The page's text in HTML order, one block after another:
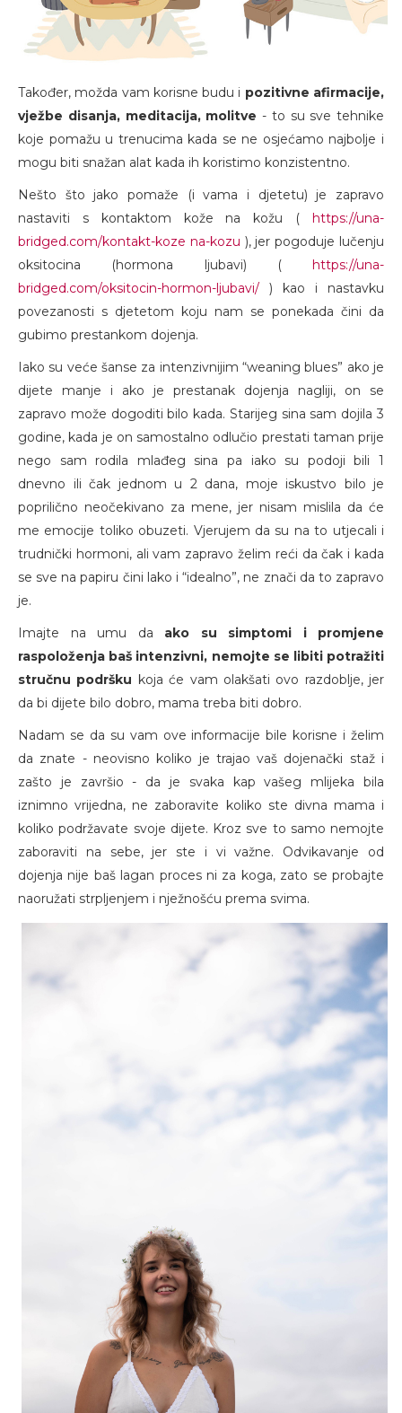
Također, možda vam korisne budu i pozitivne afirmacije,
vježbe disanja, meditacija, molitve - to su sve tehnike
koje pomažu u trenucima kada se ne osjećamo najbolje i
mogu biti snažan alat kada ih koristimo konzistentno.
Nešto što jako pomaže (i vama i djetetu) je zapravo
nastaviti s kontaktom kože na kožu ( https://una-
bridged.com/kontakt-koze na-kozu ), jer pogoduje lučenju
oksitocina (hormona ljubavi) ( https://una-
bridged.com/oksitocin-hormon-ljubavi/ ) kao i nastavku
povezanosti s djetetom koju nam se ponekada čini da
gubimo prestankom dojenja.
Iako su veće šanse za intenzivnijim “weaning blues” ako je
dijete manje i ako je prestanak dojenja nagliji, on se
zapravo može dogoditi bilo kada. Starijeg sina sam dojila 3
godine, kada je on samostalno odlučio prestati taman prije
nego sam rodila mlađeg sina pa iako su podoji bili 1
dnevno ili čak jednom u 2 dana, moje iskustvo bilo je
poprilično neočekivano za mene, jer nisam mislila da će
me emocije toliko obuzeti. Vjerujem da su na to utjecali i
trudnički hormoni, ali vam zapravo želim reći da čak i kada
se sve na papiru čini lako i “idealno”, ne znači da to zapravo
je.
Imajte na umu da ako su simptomi i promjene
raspoloženja baš intenzivni, nemojte se libiti potražiti
stručnu podršku koja će vam olakšati ovo razdoblje, jer
da bi dijete bilo dobro, mama treba biti dobro.
Nadam se da su vam ove informacije bile korisne i želim
da znate - neovisno koliko je trajao vaš dojenački staž i
zašto je završio - da je svaka kap vašeg mlijeka bila
iznimno vrijedna, ne zaboravite koliko ste divna mama i
koliko podržavate svoje dijete. Kroz sve to samo nemojte
zaboraviti na sebe, jer ste i vi važne. Odvikavanje od
dojenja nije baš lagan proces ni za koga, zato se probajte
naoružati strpljenjem i nježnošću prema svima.